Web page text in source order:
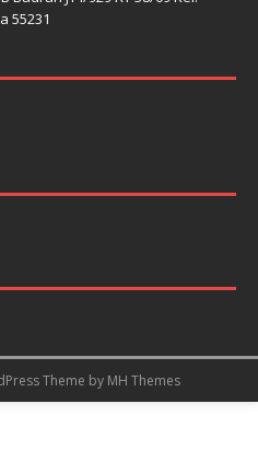
55231
Theme by MH Themes